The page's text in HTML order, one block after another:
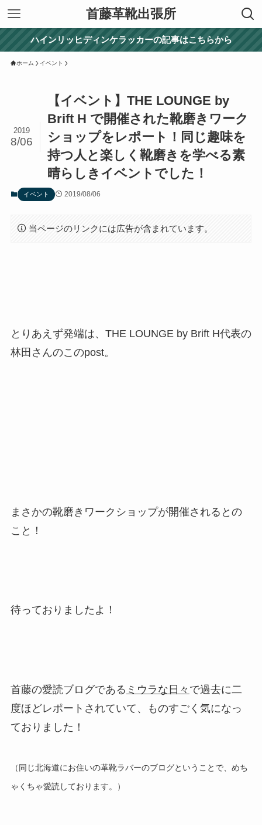
首藤革靴出張所
ハインリッヒディンケラッカーの記事はこちらから
ホーム イベント
【イベント】THE LOUNGE by
Brift H で開催された靴磨きワーク
ショップをレポート！同じ趣味を
持つ人と楽しく靴磨きを学べる素
晴らしきイベントでした！
2019
8/06
イベント 2019/08/06
当ページのリンクには広告が含まれています。
とりあえず発端は、THE LOUNGE by Brift H代表の
林田さんのこのpost。
まさかの靴磨きワークショップが開催されるとの
こと！
待っておりましたよ！
首藤の愛読ブログである ミウラな日々 で過去に二
度ほどレポートされていて、ものすごく気になっ
ておりました！
（同じ北海道にお住いの革靴ラバーのブログということで、めち
ゃくちゃ愛読しております。）